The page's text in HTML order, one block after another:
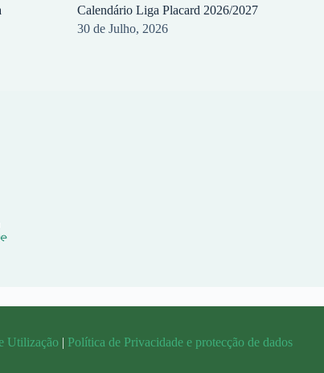
Calendário Liga Placard 2026/2027
30 de Julho, 2026
Utilização | Política de Privacidade e protecção de dados